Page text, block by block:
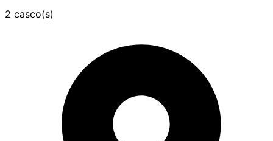
2 casco(s)